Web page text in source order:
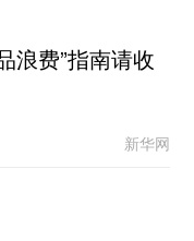
浪费”指南请收
新华网